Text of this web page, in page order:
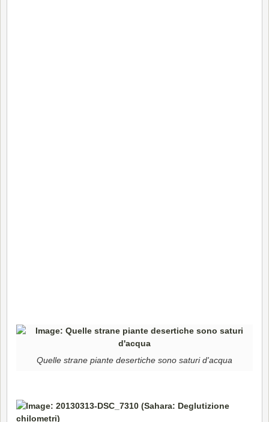
Quelle strane piante desertiche sono saturi d'acqua